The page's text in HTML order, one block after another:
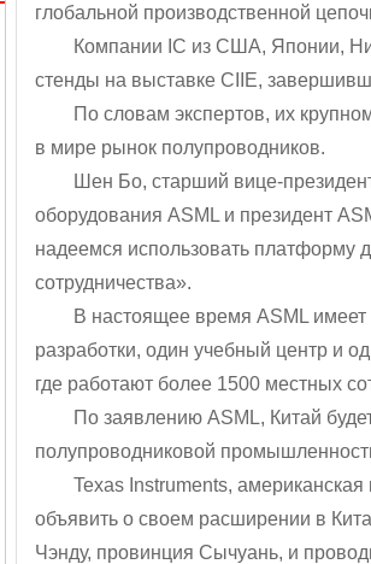
глобальной производственной
Компании IC из США, Японии,
стенды на выставке CIIE,
По словам экспертов, их
в мире рынок полупроводников.
Шен Бо, старший вице-
оборудования ASML и президент
надеемся использовать платформу
сотрудничества».
В настоящее время ASML имеет
разработки, один учебный центр и
где работают более 1500 местных
По заявлению ASML, Китай
полупроводниковой
Texas Instruments,
объявить о своем расширении в
Чэнду, провинция Сычуань, и